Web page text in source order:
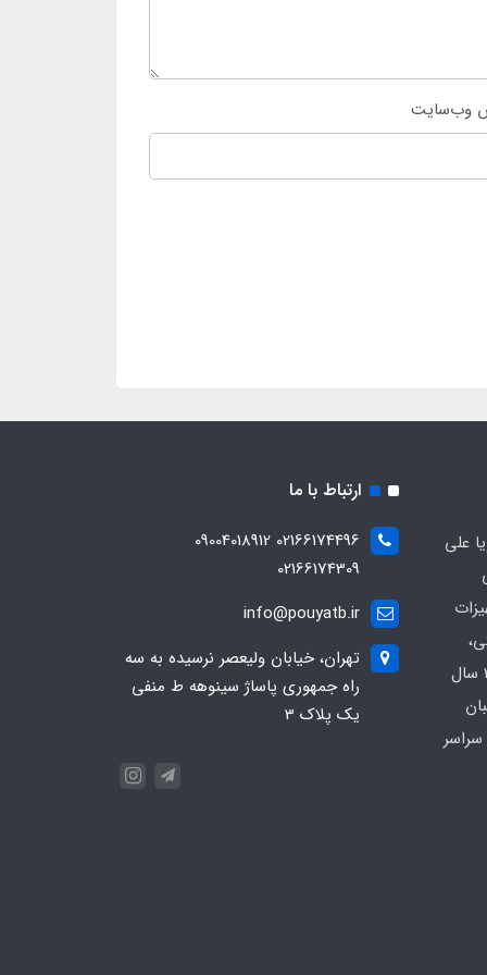
وب‌سایت
علی
بیمارستانی و کلینیکی با بیش از 20 سال
ارتباط با ما
02166174496 09004018912
02166174309
info@pouyatb.ir
تهران، خیابان ولیعصر نرسیده به سه
راه جمهوری پاساژ سینوهه ط منفی
یک پلاک 3